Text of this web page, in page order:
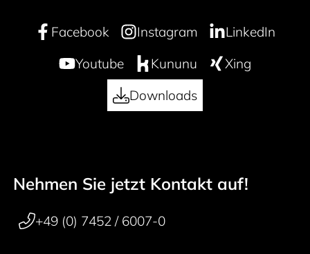
Facebook Instagram
LinkedIn
Youtube
Kununu
Xing
Downloads
50 years
Footer navigation
Nehmen Sie jetzt Kontakt auf!
+49 (0) 7452 / 6007-0